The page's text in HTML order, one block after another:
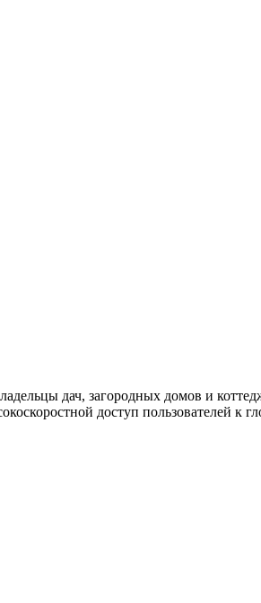
дач, загородных домов и
доступ пользователей к